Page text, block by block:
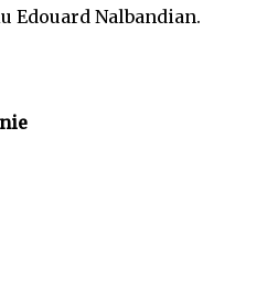
Edouard Nalbandian.